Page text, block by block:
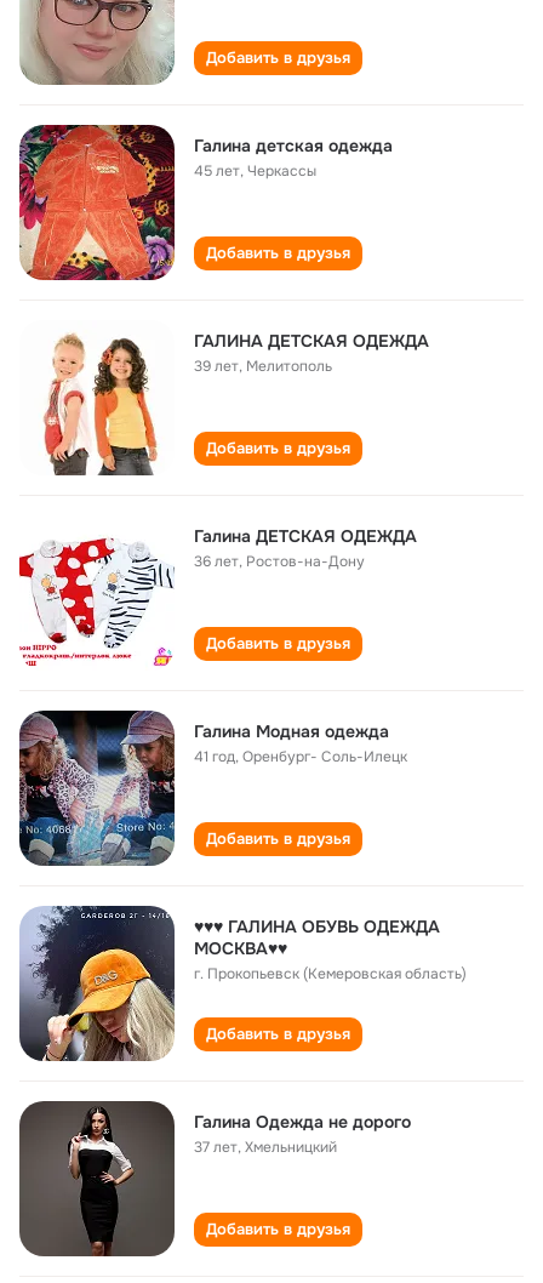
Добавить в друзья
Галина детская одежда
45 лет,Черкассы
Добавить в друзья
ГАЛИНА ДЕТСКАЯ ОДЕЖДА
39 лет, Мелитополь
Добавить в друзья
Галина ДЕТСКАЯ ОДЕЖДА
36 лет, Ростов-на-Дону
Добавить в друзья
Галина Модная одежда
41 год,Оренбург- Соль-Илецк
Добавить в друзья
♥♥♥ ГАЛИНА ОБУВЬ ОДЕЖДА
МОСКВА♥♥
г. Прокопьевск (Кемеровская область)
Добавить в друзья
Галина Одежда не дорого
37 лет,Хмельницкий
Добавить в друзья